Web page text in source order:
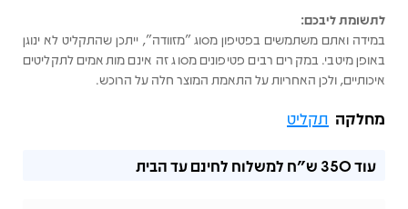
לתשומת ליבכם:
במידה ואתם משתמשים בפטיפון מסוג "מזוודה", ייתכן שהתקליט לא ינוגן
באופן מיטבי. במקרים רבים פטיפונים מסוג זה אינם מותאמים לתקליטים
איכותיים, ולכן האחריות על התאמת המוצר חלה על הרוכש.
מחלקה תקליט
עוד350 ש"ח למשלוח לחינם עד הבית